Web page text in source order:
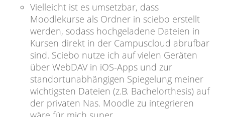
Vielleicht ist es umsetzbar, dass
Moodlekurse als Ordner in sciebo erstellt
werden, sodass hochgeladene Dateien in
Kursen direkt in der Campuscloud abrufbar
sind. Sciebo nutze ich auf vielen Geräten
über WebDAV in iOS-Apps und zur
standortunabhängigen Spiegelung meiner
wichtigsten Dateien (z.B. Bachelorthesis) auf
der privaten Nas. Moodle zu integrieren